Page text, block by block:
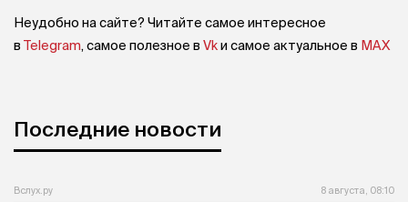
Неудобно на сайте? Читайте самое интересное
в Telegram, самое полезное в Vkи самое актуальное в MAX
Последние новости
Вслух.ру 8 августа, 08:10